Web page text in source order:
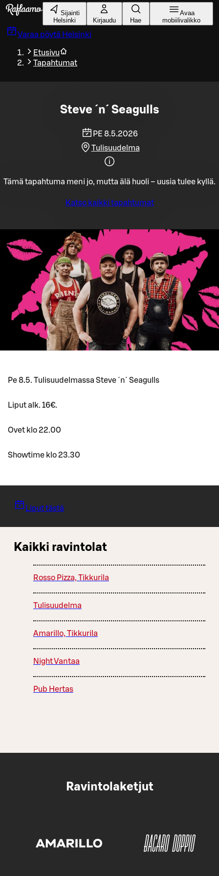
Siirry pääsisältöön
Sijainti
Helsinki
Kirjaudu Hae
Avaa
mobiilivalikko
Varaa pöytä Helsinki
Etusivu
Tapahtumat
Steve ´n´ Seagulls
PE 8.5.2026
Tulisuudelma
Tämä tapahtuma meni jo, mutta älä huoli – uusia tulee kyllä.
Katso kaikki tapahtumat
Pe 8.5. Tulisuudelmassa Steve ´n´ Seagulls
Liput alk. 16€.
Ovet klo 22.00
Showtime klo 23.30
Liput tästä
Kaikki ravintolat
Rosso Pizza, Tikkurila
Tulisuudelma
Amarillo, Tikkurila
Night Vantaa
Pub Hertas
Ravintolaketjut